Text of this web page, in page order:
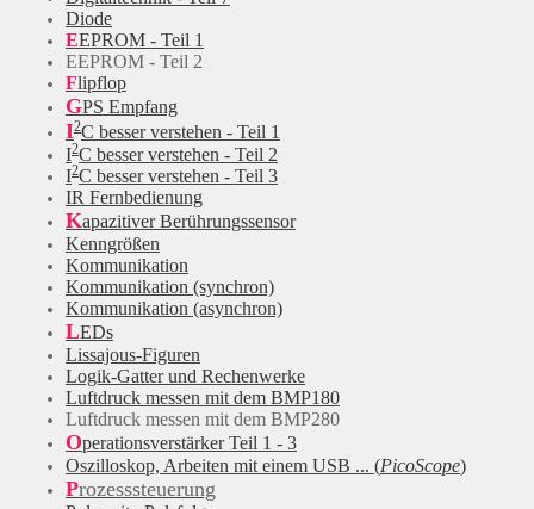
Diode
EEPROM - Teil 1
EEPROM - Teil 2
Flipflop
GPS Empfang
I2C besser verstehen - Teil 1
I2C besser verstehen - Teil 2
I2C besser verstehen - Teil 3
IR Fernbedienung
Kapazitiver Berührungssensor
Kenngrößen
Kommunikation
Kommunikation (synchron)
Kommunikation (asynchron)
LEDs
Lissajous-Figuren
Logik-Gatter und Rechenwerke
Luftdruck messen mit dem BMP180
Luftdruck messen mit dem BMP280
Operationsverstärker Teil 1 - 3
Oszilloskop, Arbeiten mit einem USB ... (PicoScope)
Prozesssteuerung